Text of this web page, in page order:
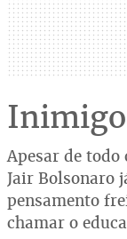
Apesar de
Jair Bolsonaro
pensamento
chamar o